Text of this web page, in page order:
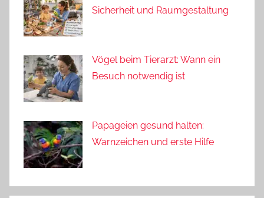
Sicherheit und Raumgestaltung
Vögel beim Tierarzt: Wann ein
Besuch notwendig ist
Papageien gesund halten:
Warnzeichen und erste Hilfe